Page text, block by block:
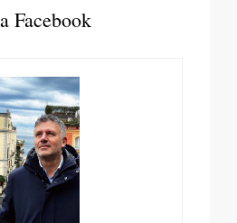
Facebook